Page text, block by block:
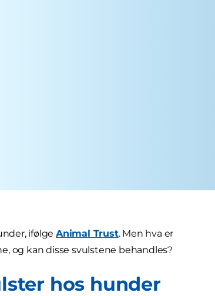
ifølgeAnimal Trust. Men hva er
og kan disse svulstene behandles?
hos hunder